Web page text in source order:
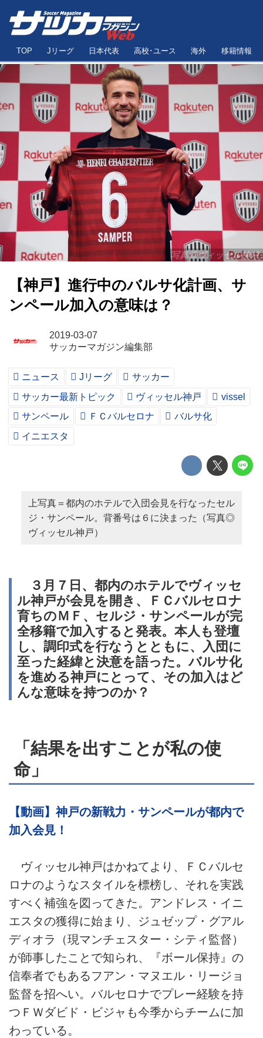
TOP Jリーグ 日本代表 高校･ユース 海外 移籍情報
写真◎ヴィッセル神戸
【神戸】進行中のバルサ化計画、サ
ンペール加入の意味は？
2019-03-07
サッカーマガジン編集部
ニュース Jリーグ
サッカー
サッカー最新トピック
ヴィッセル神戸
vissel
サンペール
ＦＣバルセロナ
バルサ化
イニエスタ
上写真＝都内のホテルで入団会見を行なったセル
ジ・サンペール。背番号は６に決まった（写真◎
ヴィッセル神戸）
３月７日、都内のホテルでヴィッセ
ル神戸が会見を開き、ＦＣバルセロナ
育ちのＭＦ、セルジ・サンペールが完
全移籍で加入すると発表。本人も登壇
し、調印式を行なうとともに、入団に
至った経緯と決意を語った。バルサ化
を進める神戸にとって、その加入はど
んな意味を持つのか？
「結果を出すことが私の使
命」
【動画】神戸の新戦力・サンペールが都内で
加入会見！
ヴィッセル神戸はかねてより、ＦＣバルセ
ロナのようなスタイルを標榜し、それを実践
すべく補強を図ってきた。アンドレス・イニ
エスタの獲得に始まり、ジュゼップ・グアル
ディオラ（現マンチェスター・シティ監督）
が師事したことで知られ、『ボール保持』の
信奉者でもあるフアン・マヌエル・リージョ
監督を招へい。バルセロナでプレー経験を持
つＦＷダビド・ビジャも今季からチームに加
わっている。